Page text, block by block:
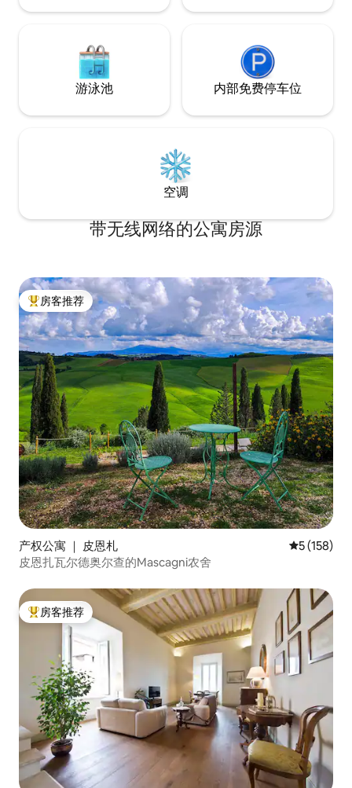
游泳池 内部免费停车位
空调
带无线网络的公寓房源
热门「房客推荐」
房客推荐
产权公寓 ｜ 皮恩札 平均评分 5
5 (158)
皮恩扎瓦尔德奥尔查的Mascagni农舍
热门「房客推荐」
房客推荐